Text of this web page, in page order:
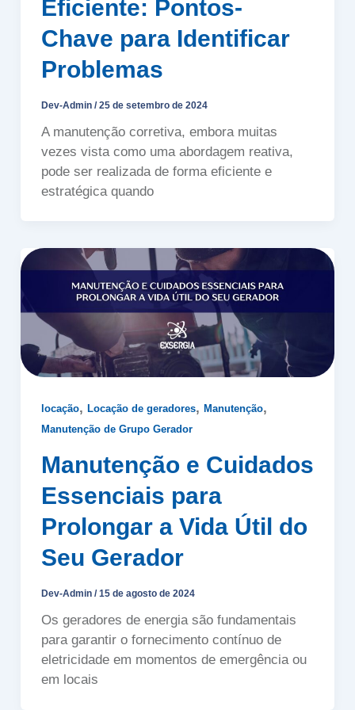
Eficiente: Pontos-
Chave para Identificar
Problemas
Dev-Admin /25 de setembro de 2024
A manutenção corretiva, embora muitas
vezes vista como uma abordagem reativa,
pode ser realizada de forma eficiente e
estratégica quando
locação, Locação de geradores, Manutenção,
Manutenção de Grupo Gerador
Manutenção e Cuidados
Essenciais para
Prolongar a Vida Útil do
Seu Gerador
Dev-Admin /15 de agosto de 2024
Os geradores de energia são fundamentais
para garantir o fornecimento contínuo de
eletricidade em momentos de emergência ou
em locais